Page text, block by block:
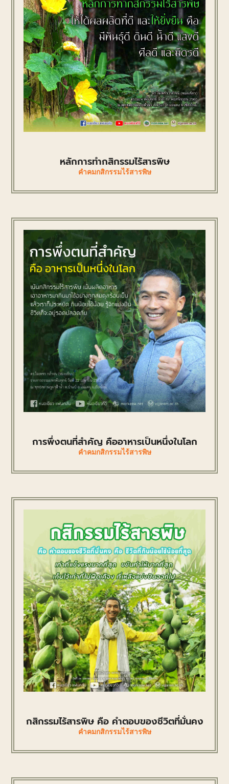
หลักการทำกสิกรรมไร้สารพิษ
คำคมกสิกรรมไร้สารพิษ
การพึ่งตนที่สำคัญ คืออาหารเป็นหนึ่งในโลก
คำคมกสิกรรมไร้สารพิษ
กสิกรรมไร้สารพิษ คือ คำตอบของชีวิตที่มั่นคง
คำคมกสิกรรมไร้สารพิษ